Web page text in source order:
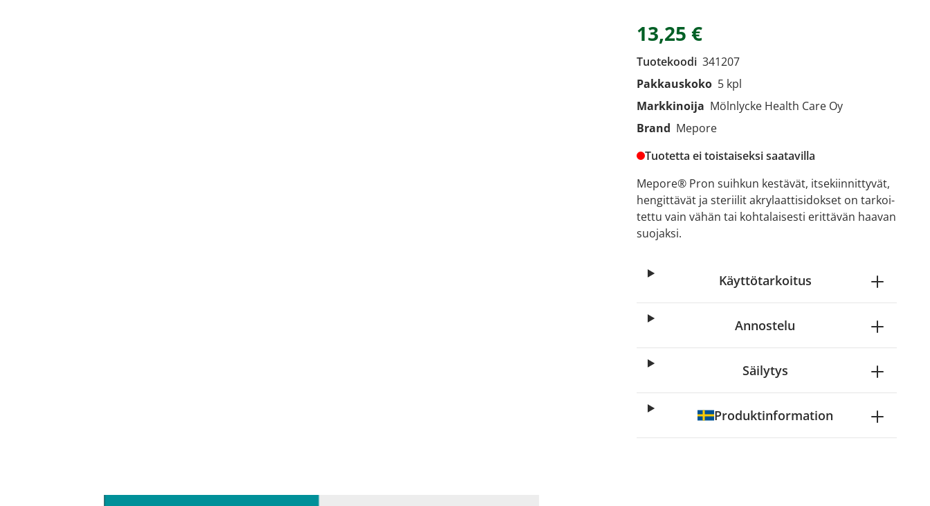
13,25 €
Tuotekoodi 341207
Pakkauskoko 5 kpl
Markkinoija Mölnlycke Health Care Oy
Brand Mepore
Tuotetta ei toistaiseksi saatavilla
Me­po­re® Pron suih­kun kes­tä­vät, it­se­kiin­nit­ty­vät,
hen­git­tä­vät ja ste­rii­lit ak­ry­laat­ti­si­dok­set on tar­koi­
tet­tu vain vähän tai koh­ta­lai­ses­ti erit­tä­vän haa­van
suo­jak­si.
Käyttötarkoitus
Annostelu
Säilytys
Produktinformation